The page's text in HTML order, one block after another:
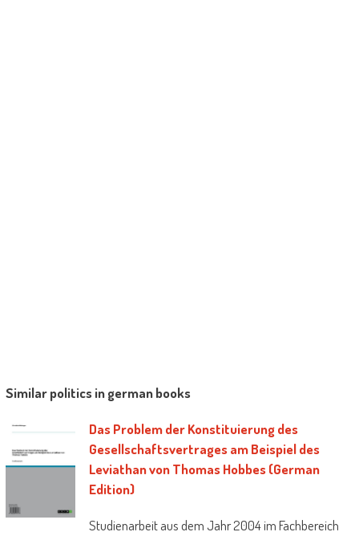
Similar politics in german books
Das Problem der Konstituierung des
Gesellschaftsvertrages am Beispiel des
Leviathan von Thomas Hobbes (German
Edition)
Studienarbeit aus dem Jahr 2004 im Fachbereich